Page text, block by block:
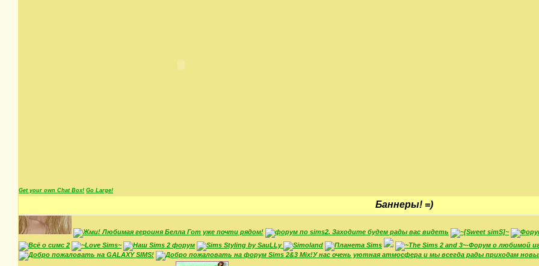
Get your own Chat Box! Go Large!
Баннеры! =)